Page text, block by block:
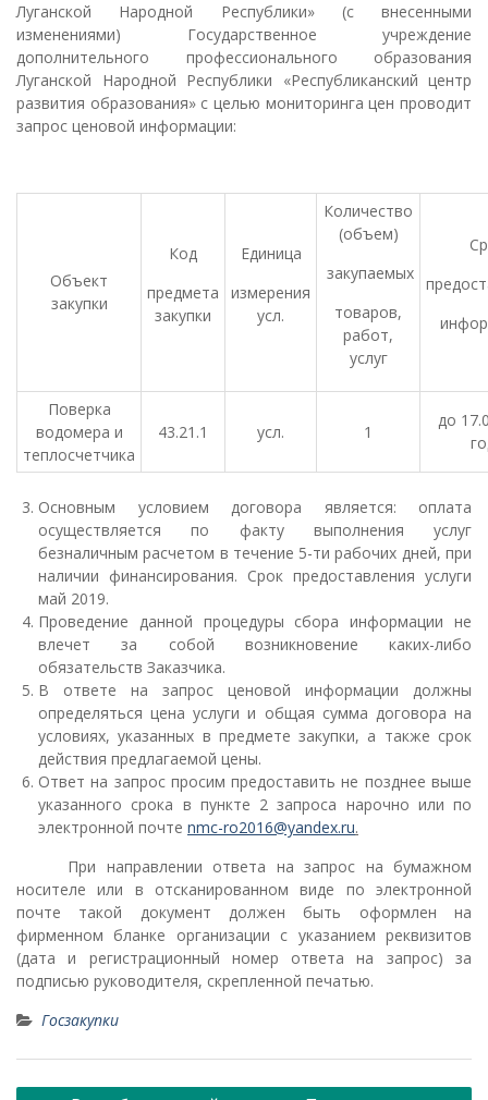
Луганской Народной Республики» (с внесенными
изменениями) Государственное учреждение
дополнительного профессионального образования
Луганской Народной Республики «Республиканский центр
развития образования» с целью мониторинга цен проводит
запрос ценовой информации:
Объект
закупки
Код
предмета
закупки
Единица
измерения
усл.
Количество
(объем)
закупаемых
товаров,
работ,
услуг
Поверка
водомера и
теплосчетчика
43.21.1 усл. 1
до
Основным условием договора является: оплата
осуществляется по факту выполнения услуг
безналичным расчетом в течение 5-ти рабочих дней, при
наличии финансирования. Срок предоставления услуги
май 2019.
Проведение данной процедуры сбора информации не
влечет за собой возникновение каких-либо
обязательств Заказчика.
В ответе на запрос ценовой информации должны
определяться цена услуги и общая сумма договора на
условиях, указанных в предмете закупки, а также срок
действия предлагаемой цены.
Ответ на запрос просим предоставить не позднее выше
указанного срока в пункте 2 запроса нарочно или по
электронной почте nmc-ro2016@yandex.ru.
При направлении ответа на запрос на бумажном
носителе или в отсканированном виде по электронной
почте такой документ должен быть оформлен на
фирменном бланке организации с указанием реквизитов
(дата и регистрационный номер ответа на запрос) за
подписью руководителя, скрепленной печатью.
Госзакупки
Навигация